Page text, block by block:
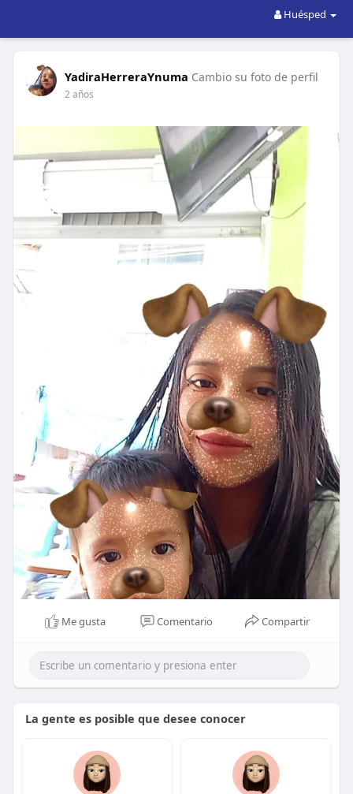
Huésped
YadiraHerreraYnuma Cambio su foto de perfil
2 años
Me gusta Comentario Compartir
La gente es posible que desee conocer